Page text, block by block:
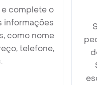
complete o
informações
como nome
telefone,